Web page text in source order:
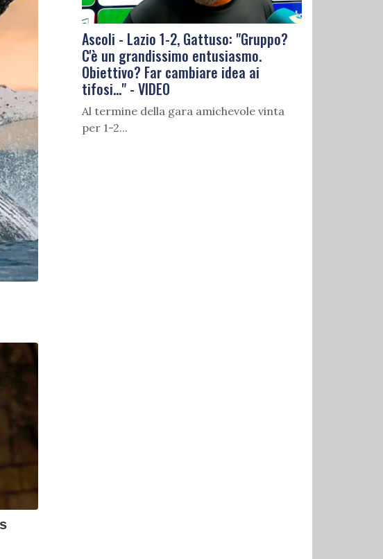
Ascoli - Lazio 1-2, Gattuso: "Gruppo?
C'è un grandissimo entusiasmo.
Obiettivo? Far cambiare idea ai
tifosi..." - VIDEO
Al termine della gara amichevole vinta
per 1-2...